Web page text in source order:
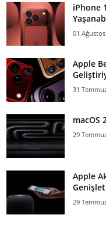
iPhone
01
Apple
31
macOS
29
Apple
29